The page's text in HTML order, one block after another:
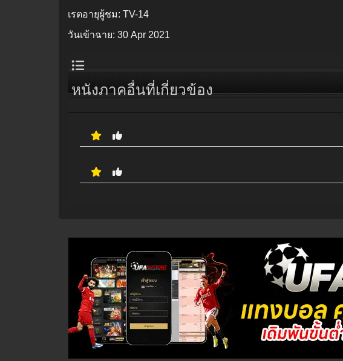
เรตอายุผู้ชม: TV-14
วันเข้าฉาย: 30 Apr 2021
หนังภาคอื่นที่เกี่ยวข้อง